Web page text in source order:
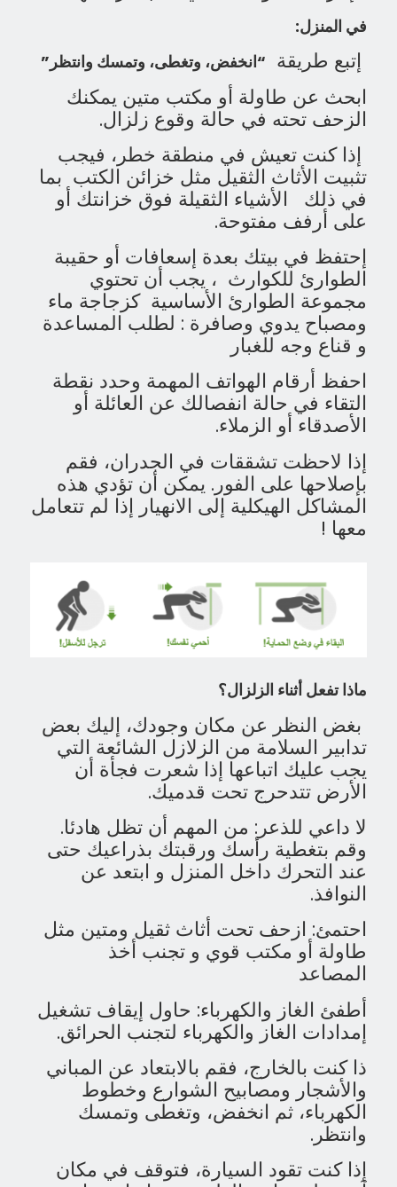
في المنزل:
إتبع طريقة “انخفض، وتغطى، وتمسك وانتظر”
ابحث عن طاولة أو مكتب متين يمكنك
الزحف تحته في حالة وقوع زلزال.
إذا كنت تعيش في منطقة خطر، فيجب
تثبيت الأثاث الثقيل مثل خزائن الكتب بما
في ذلك الأشياء الثقيلة فوق خزانتك أو
على أرفف مفتوحة.
إحتفظ في بيتك بعدة إسعافات أو حقيبة
الطوارئ للكوارث ، يجب أن تحتوي
مجموعة الطوارئ الأساسية كزجاجة ماء
ومصباح يدوي وصافرة : لطلب المساعدة
و قناع وجه للغبار
احفظ أرقام الهواتف المهمة وحدد نقطة
التقاء في حالة انفصالك عن العائلة أو
الأصدقاء أو الزملاء.
إذا لاحظت تشققات في الجدران، فقم
بإصلاحها على الفور. يمكن أن تؤدي هذه
المشاكل الهيكلية إلى الانهيار إذا لم تتعامل
معها !
ماذا تفعل أثناء الزلزال؟
بغض النظر عن مكان وجودك، إليك بعض
تدابير السلامة من الزلازل الشائعة التي
يجب عليك اتباعها إذا شعرت فجأة أن
الأرض تتدحرج تحت قدميك.
لا داعي للذعر: من المهم أن تظل هادئا.
وقم بتغطية رأسك ورقبتك بذراعيك حتى
عند التحرك داخل المنزل و ابتعد عن
النوافذ.
احتمئ: ازحف تحت أثاث ثقيل ومتين مثل
طاولة أو مكتب قوي و تجنب أخذ
المصاعد
أطفئ الغاز والكهرباء: حاول إيقاف تشغيل
إمدادات الغاز والكهرباء لتجنب الحرائق.
ذا كنت بالخارج، فقم بالابتعاد عن المباني
والأشجار ومصابيح الشوارع وخطوط
الكهرباء، ثم انخفض، وتغطى وتمسك
وانتظر.
إذا كنت تقود السيارة، فتوقف في مكان